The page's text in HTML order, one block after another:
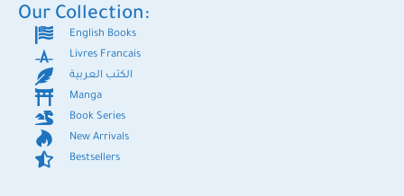
Our Collection:
English Books
Livres Francais
الكتب العربية
Manga
Book Series
New Arrivals
Bestsellers